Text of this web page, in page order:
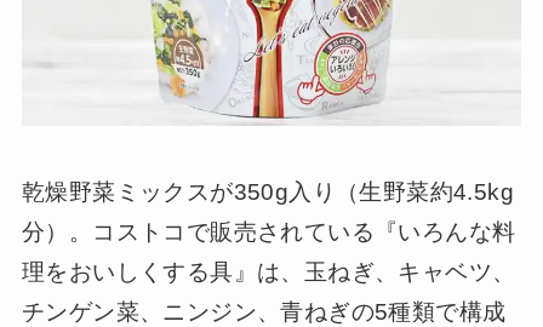
乾燥野菜ミックスが350g入り（生野菜約4.5kg
分）。コストコで販売されている『いろんな料
理をおいしくする具』は、玉ねぎ、キャベツ、
チンゲン菜、ニンジン、青ねぎの5種類で構成